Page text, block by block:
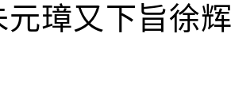
元璋又下旨徐